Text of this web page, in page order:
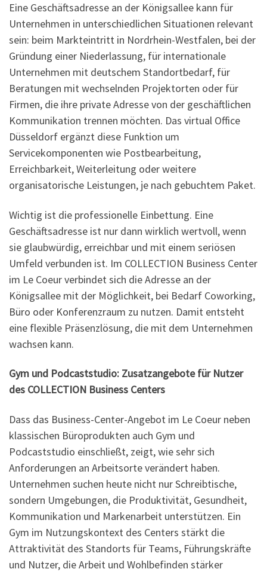
Eine Geschäftsadresse an der Königsallee kann für
Unternehmen in unterschiedlichen Situationen relevant
sein: beim Markteintritt in Nordrhein-Westfalen, bei der
Gründung einer Niederlassung, für internationale
Unternehmen mit deutschem Standortbedarf, für
Beratungen mit wechselnden Projektorten oder für
Firmen, die ihre private Adresse von der geschäftlichen
Kommunikation trennen möchten. Das virtual Office
Düsseldorf ergänzt diese Funktion um
Servicekomponenten wie Postbearbeitung,
Erreichbarkeit, Weiterleitung oder weitere
organisatorische Leistungen, je nach gebuchtem Paket.
Wichtig ist die professionelle Einbettung. Eine
Geschäftsadresse ist nur dann wirklich wertvoll, wenn
sie glaubwürdig, erreichbar und mit einem seriösen
Umfeld verbunden ist. Im COLLECTION Business Center
im Le Coeur verbindet sich die Adresse an der
Königsallee mit der Möglichkeit, bei Bedarf Coworking,
Büro oder Konferenzraum zu nutzen. Damit entsteht
eine flexible Präsenzlösung, die mit dem Unternehmen
wachsen kann.
Gym und Podcaststudio: Zusatzangebote für Nutzer
des COLLECTION Business Centers
Dass das Business-Center-Angebot im Le Coeur neben
klassischen Büroprodukten auch Gym und
Podcaststudio einschließt, zeigt, wie sehr sich
Anforderungen an Arbeitsorte verändert haben.
Unternehmen suchen heute nicht nur Schreibtische,
sondern Umgebungen, die Produktivität, Gesundheit,
Kommunikation und Markenarbeit unterstützen. Ein
Gym im Nutzungskontext des Centers stärkt die
Attraktivität des Standorts für Teams, Führungskräfte
und Nutzer, die Arbeit und Wohlbefinden stärker